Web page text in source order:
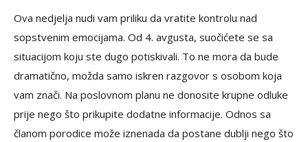
Ova nedjelja nudi vam priliku da vratite kontrolu nad
sopstvenim emocijama. Od 4. avgusta, suočićete se sa
situacijom koju ste dugo potiskivali. To ne mora da bude
dramatično, možda samo iskren razgovor s osobom koja
vam znači. Na poslovnom planu ne donosite krupne odluke
prije nego što prikupite dodatne informacije. Odnos sa
članom porodice može iznenada da postane dublji nego što